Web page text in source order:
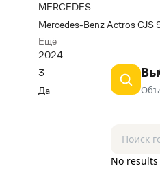
MERCEDES
Mercedes-Benz Actros CJS
Super
Ещё
2024
3
Да
No